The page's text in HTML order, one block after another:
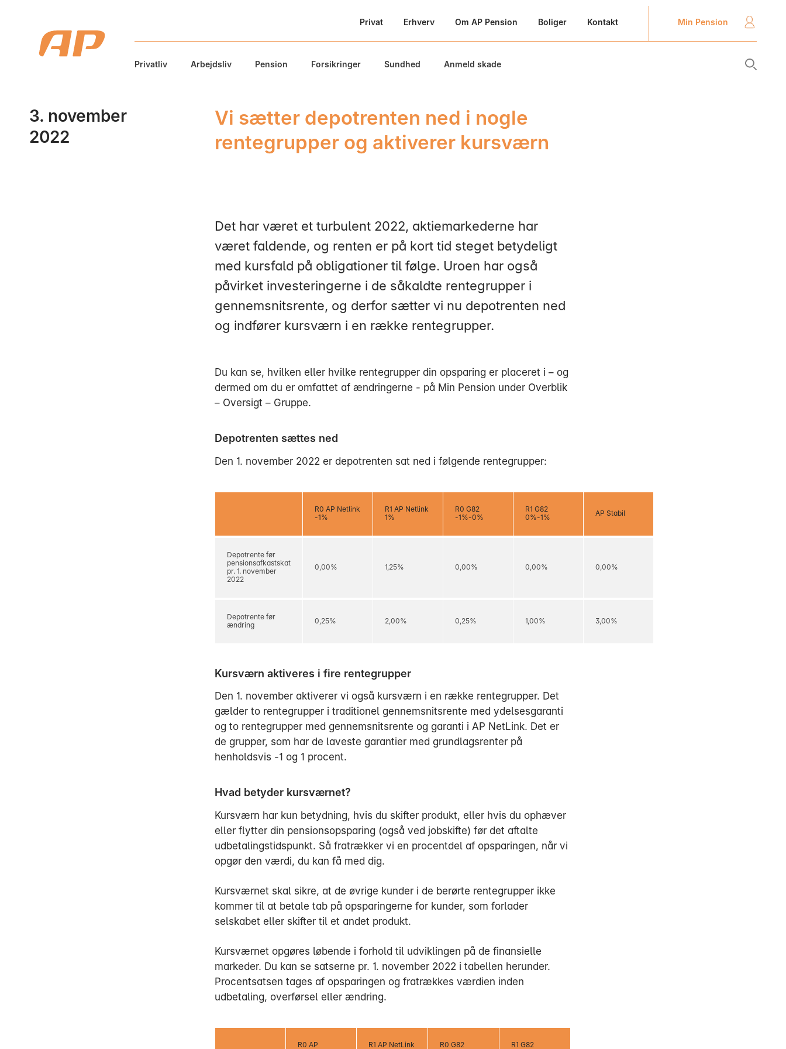
Min Pension
Privat Erhverv Om AP Pension Boliger Kontakt
Privatliv Arbejdsliv Pension Forsikringer Sundhed Anmeld skade
3. november
2022
Vi sætter depotrenten ned i nogle
rentegrupper og aktiverer kursværn
Det har været et turbulent 2022, aktiemarkederne har
været faldende, og renten er på kort tid steget betydeligt
med kursfald på obligationer til følge. Uroen har også
påvirket investeringerne i de såkaldte rentegrupper i
gennemsnitsrente, og derfor sætter vi nu depotrenten ned
og indfører kursværn i en række rentegrupper.
Du kan se, hvilken eller hvilke rentegrupper din opsparing er placeret i – og
dermed om du er omfattet af ændringerne - på Min Pension under Overblik
– Oversigt – Gruppe.
Depotrenten sættes ned
Den 1. november 2022 er depotrenten sat ned i følgende rentegrupper:
R0 AP Netlink
-1%
R1 AP Netlink
1%
R0 G82
-1%-0%
R1 G82
0%-1%
AP Stabil
Depotrente før
pensionsafkastskat
pr. 1. november
2022
0,00% 1,25% 0,00% 0,00% 0,00%
Depotrente før
ændring
0,25% 2,00% 0,25% 1,00% 3,00%
Kursværn aktiveres i fire rentegrupper
Den 1. november aktiverer vi også kursværn i en række rentegrupper. Det
gælder to rentegrupper i traditionel gennemsnitsrente med ydelsesgaranti
og to rentegrupper med gennemsnitsrente og garanti i AP NetLink. Det er
de grupper, som har de laveste garantier med grundlagsrenter på
henholdsvis -1 og 1 procent.
Hvad betyder kursværnet?
Kursværn har kun betydning, hvis du skifter produkt, eller hvis du ophæver
eller flytter din pensionsopsparing (også ved jobskifte) før det aftalte
udbetalingstidspunkt. Så fratrækker vi en procentdel af opsparingen, når vi
opgør den værdi, du kan få med dig.
Kursværnet skal sikre, at de øvrige kunder i de berørte rentegrupper ikke
kommer til at betale tab på opsparingerne for kunder, som forlader
selskabet eller skifter til et andet produkt.
Kursværnet opgøres løbende i forhold til udviklingen på de finansielle
markeder. Du kan se satserne pr. 1. november 2022 i tabellen herunder.
Procentsatsen tages af opsparingen og fratrækkes værdien inden
udbetaling, overførsel eller ændring.
R0 AP
R1 AP NetLink
R0 G82
R1 G82